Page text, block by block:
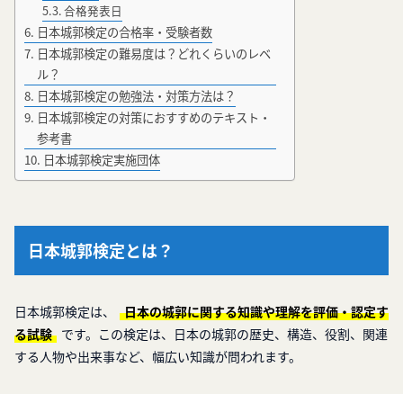
合格発表日
日本城郭検定の合格率・受験者数
日本城郭検定の難易度は？どれくらいのレベ
ル？
日本城郭検定の勉強法・対策方法は？
日本城郭検定の対策におすすめのテキスト・
参考書
日本城郭検定実施団体
日本城郭検定とは？
日本城郭検定は、
日本の城郭に関する知識や理解を評価・認定す
る試験 です。この検定は、日本の城郭の歴史、構造、役割、関連
する人物や出来事など、幅広い知識が問われます。